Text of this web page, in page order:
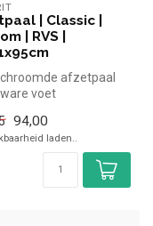
| Classic |
| RVS |
afzetpaal
voet
94,00
laden..